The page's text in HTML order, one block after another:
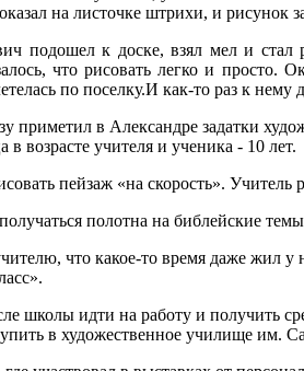
на листочке штрихи, и рисунок
подошел к доске, взял мел и
что рисовать легко и просто.
по поселку.И как-то раз к
приметил в Александре задатки
возрасте учителя и ученика - 10 лет.
пейзаж «на скорость».
полотна на библейские
что какое-то время даже жил
школы идти на работу и получить
в художественное училище им.